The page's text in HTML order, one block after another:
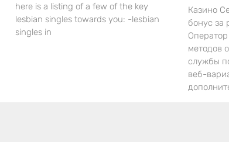
here is a listing of a few of the key
lesbian singles towards you: -lesbian
singles in
Казино
бонус за
методов
службы
веб-